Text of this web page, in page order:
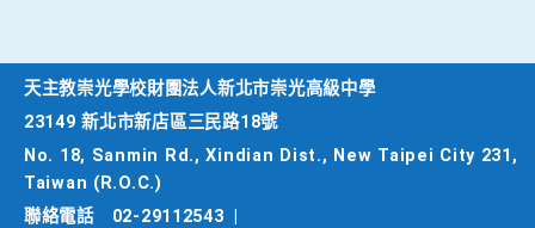
天主教崇光學校財團法人新北市崇光高級中學
23149 新北市新店區三民路18號
No. 18, Sanmin Rd., Xindian Dist., New Taipei City 231,
Taiwan (R.O.C.)
聯絡電話
02-29112543